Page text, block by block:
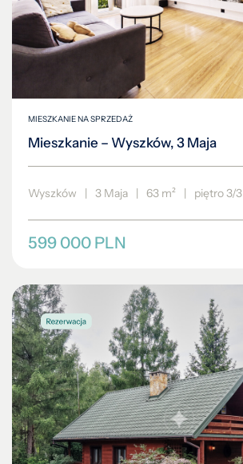
MIESZKANIE NA SPRZEDAŻ
Mieszkanie – Wyszków, 3 Maja
Wyszków 3 Maja 63 m² piętro 3/3
599 000 PLN